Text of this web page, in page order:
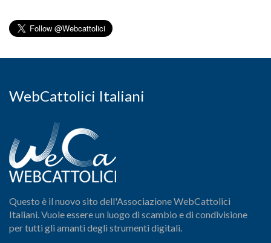
WebCattolici Italiani
Questo è il nuovo sito dell'Associazione WebCattolici
Italiani. Vuole essere un luogo di scambio e di condivisione
per tutti gli amanti degli strumenti digitali.